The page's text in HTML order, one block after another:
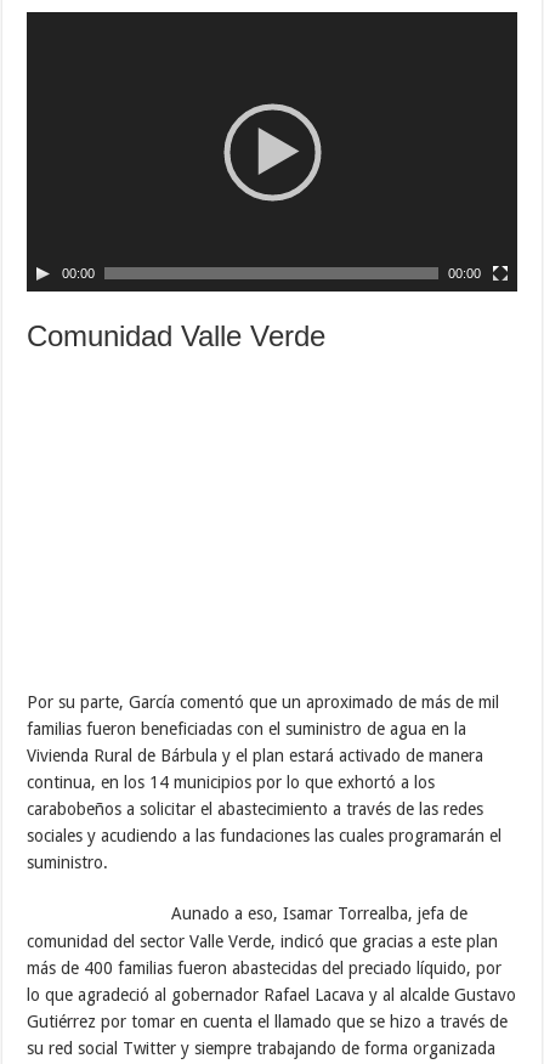
00:00 00:00
Comunidad Valle Verde
Por su parte, García comentó que un aproximado de más de mil
familias fueron beneficiadas con el suministro de agua en la
Vivienda Rural de Bárbula y el plan estará activado de manera
continua, en los 14 municipios por lo que exhortó a los
carabobeños a solicitar el abastecimiento a través de las redes
sociales y acudiendo a las fundaciones las cuales programarán el
suministro.
Aunado a eso, Isamar Torrealba, jefa de
comunidad del sector Valle Verde, indicó que gracias a este plan
más de 400 familias fueron abastecidas del preciado líquido, por
lo que agradeció al gobernador Rafael Lacava y al alcalde Gustavo
Gutiérrez por tomar en cuenta el llamado que se hizo a través de
su red social Twitter y siempre trabajando de forma organizada